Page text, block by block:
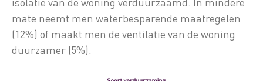
mate neemt men waterbesparende maatregelen
(12%) of maakt men de ventilatie van de woning
duurzamer (5%).